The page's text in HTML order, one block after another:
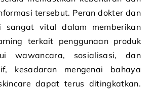
tersebut. Peran dokter dan
sangat vital dalam memberikan
terkait penggunaan produk
wawancara, sosialisasi, dan
kesadaran mengenai bahaya
dapat terus ditingkatkan.